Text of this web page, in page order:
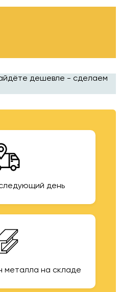
дешевле - сделаем
день
металла на складе